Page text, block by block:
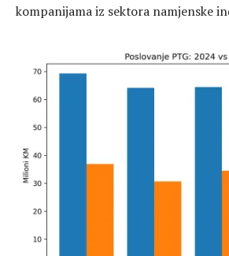
kompanijama iz sektora namjenske